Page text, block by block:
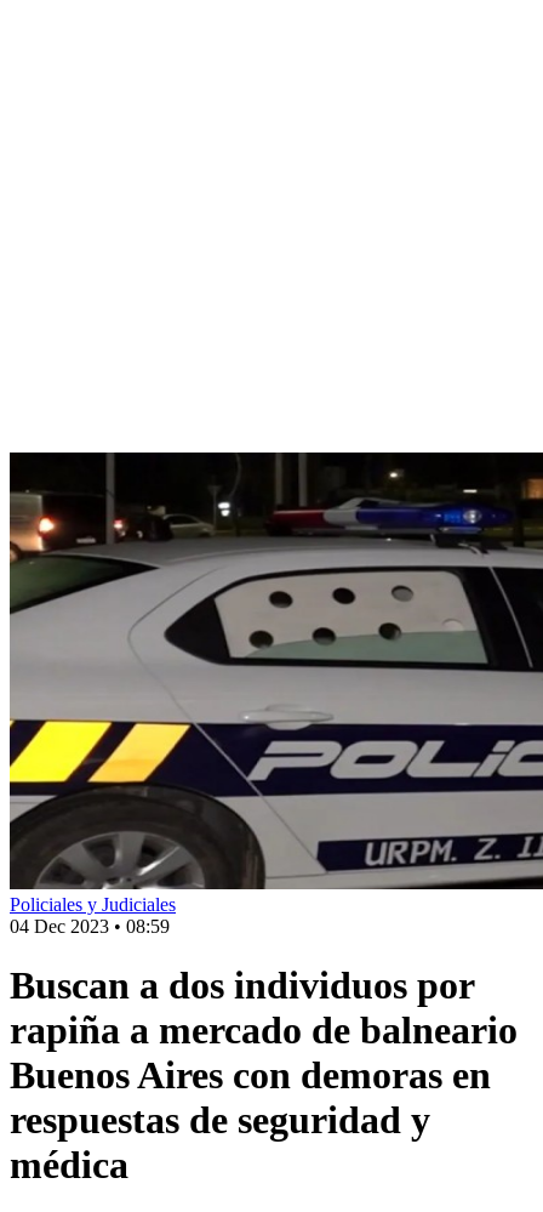
Policiales y Judiciales
04 Dec 2023 • 08:59
Buscan a dos individuos por
rapiña a mercado de balneario
Buenos Aires con demoras en
respuestas de seguridad y
médica